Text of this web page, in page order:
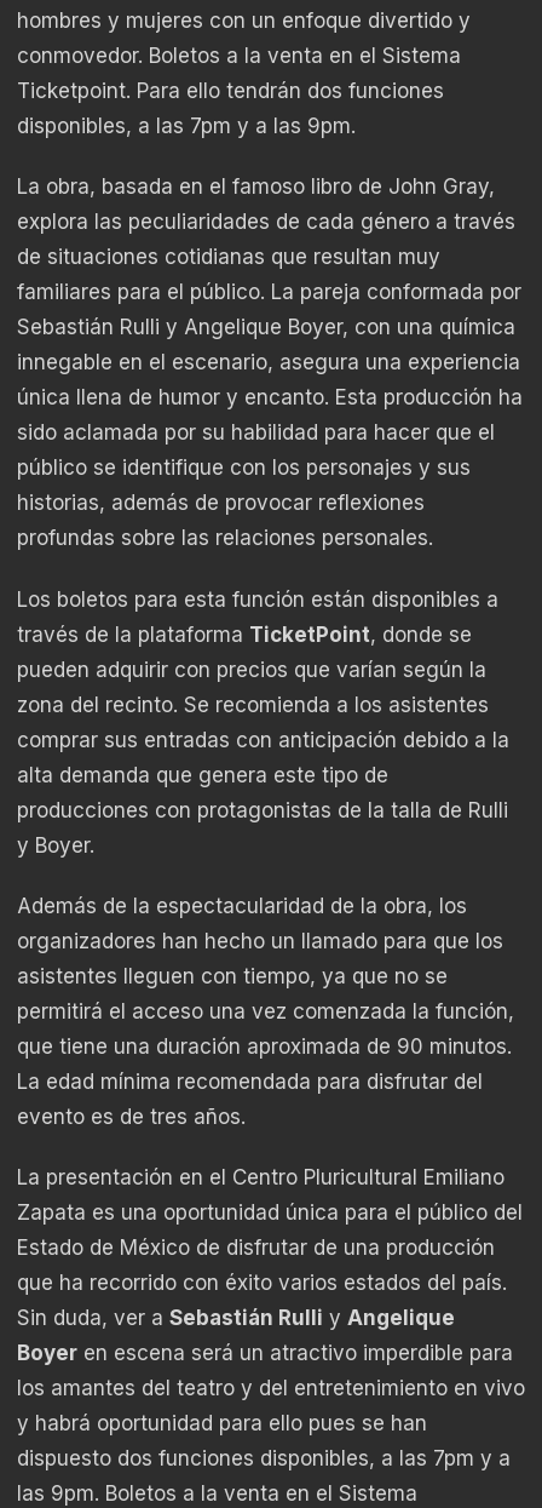
hombres y mujeres con un enfoque divertido y
conmovedor. Boletos a la venta en el Sistema
Ticketpoint. Para ello tendrán dos funciones
disponibles, a las 7pm y a las 9pm.
La obra, basada en el famoso libro de John Gray,
explora las peculiaridades de cada género a través
de situaciones cotidianas que resultan muy
familiares para el público. La pareja conformada por
Sebastián Rulli y Angelique Boyer, con una química
innegable en el escenario, asegura una experiencia
única llena de humor y encanto. Esta producción ha
sido aclamada por su habilidad para hacer que el
público se identifique con los personajes y sus
historias, además de provocar reflexiones
profundas sobre las relaciones personales.
Los boletos para esta función están disponibles a
través de la plataforma TicketPoint, donde se
pueden adquirir con precios que varían según la
zona del recinto. Se recomienda a los asistentes
comprar sus entradas con anticipación debido a la
alta demanda que genera este tipo de
producciones con protagonistas de la talla de Rulli
y Boyer.
Además de la espectacularidad de la obra, los
organizadores han hecho un llamado para que los
asistentes lleguen con tiempo, ya que no se
permitirá el acceso una vez comenzada la función,
que tiene una duración aproximada de 90 minutos.
La edad mínima recomendada para disfrutar del
evento es de tres años.
La presentación en el Centro Pluricultural Emiliano
Zapata es una oportunidad única para el público del
Estado de México de disfrutar de una producción
que ha recorrido con éxito varios estados del país.
Sin duda, ver a Sebastián Rulli y Angelique
Boyer en escena será un atractivo imperdible para
los amantes del teatro y del entretenimiento en vivo
y habrá oportunidad para ello pues se han
dispuesto dos funciones disponibles, a las 7pm y a
las 9pm. Boletos a la venta en el Sistema